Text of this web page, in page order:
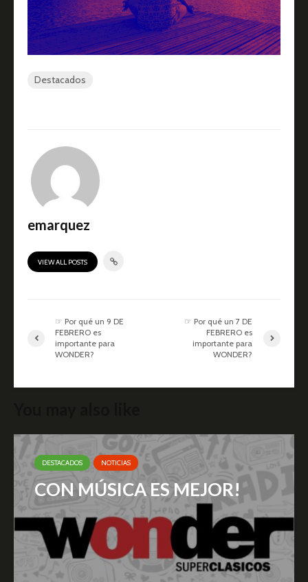
Destacados
emarquez
VIEW ALL POSTS
☞ Por qué un 9 DE
FEBRERO es
importante para
WONDER?
☞ Por qué un 7 DE
FEBRERO es
importante para
WONDER?
DESTACADOS NOTICIAS
CON MÚSICA ES MEJOR!